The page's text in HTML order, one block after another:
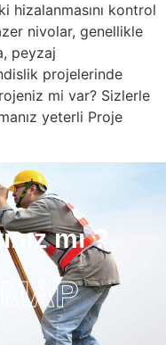
hizalanmasını kontrol
nivolar, genellikle
peyzaj
projelerinde
mi var? Sizlerle
yeterli Proje
mı ?